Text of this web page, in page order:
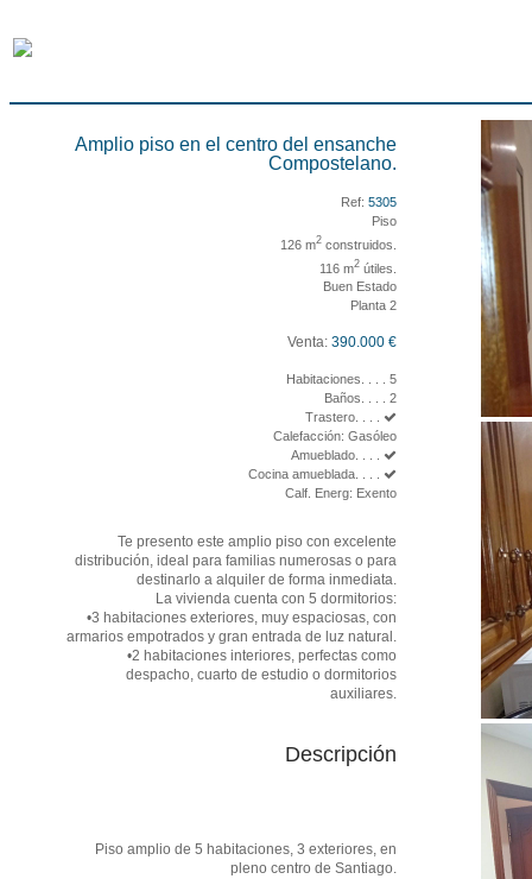
Amplio piso en el centro del ensanche
Compostelano.
Ref: 5305
Piso
126 m2 construidos.
116 m2 útiles.
Buen Estado
Planta 2
Venta: 390.000 €
Habitaciones. . . . 5
Baños. . . . 2
Trastero. . . .
Calefacción: Gasóleo
Amueblado. . . .
Cocina amueblada. . . .
Calf. Energ: Exento
Te presento este amplio piso con excelente
distribución, ideal para familias numerosas o para
destinarlo a alquiler de forma inmediata.
La vivienda cuenta con 5 dormitorios:
•3 habitaciones exteriores, muy espaciosas, con
armarios empotrados y gran entrada de luz natural.
•2 habitaciones interiores, perfectas como
despacho, cuarto de estudio o dormitorios
auxiliares.
Descripción
Piso amplio de 5 habitaciones, 3 exteriores, en
pleno centro de Santiago.